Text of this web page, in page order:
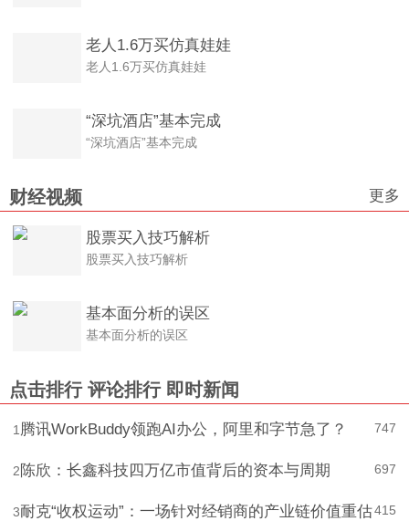
老人1.6万买仿真娃娃
老人1.6万买仿真娃娃
“深坑酒店”基本完成
“深坑酒店”基本完成
财经视频 更多
股票买入技巧解析
股票买入技巧解析
基本面分析的误区
基本面分析的误区
点击排行 评论排行 即时新闻
747
1 腾讯WorkBuddy领跑AI办公，阿里和字节急了？
697
2 陈欣：长鑫科技四万亿市值背后的资本与周期
415
3耐克“收权运动”：一场针对经销商的产业链价值重估